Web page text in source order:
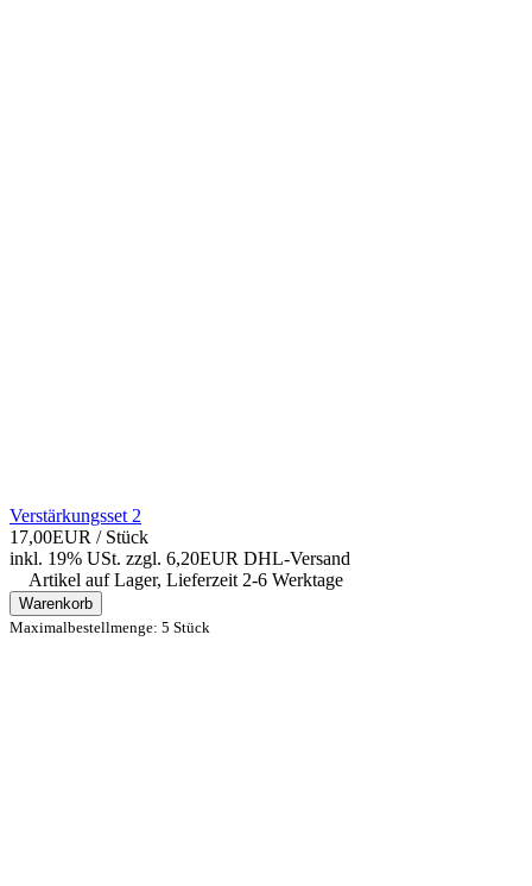
Verstärkungsset 2
17,00EUR / Stück
inkl. 19% USt. zzgl. 6,20EUR DHL-Versand
Artikel auf Lager, Lieferzeit 2-6 Werktage
Warenkorb
Maximalbestellmenge: 5 Stück